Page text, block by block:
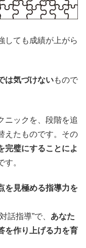
しても成績が上がら
は気づけないもので
ニックを、段階を追
えたものです。その
完璧にすることによ
す。
を見極める指導力を
話指導”で、 あなた
を作り上げる力を育